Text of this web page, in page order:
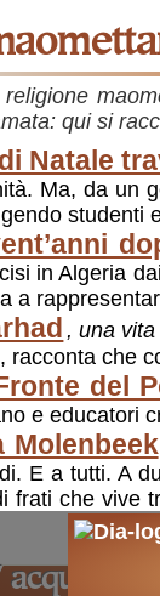
qui si
Natale
Ma, da un
studenti
in Algeria
a
, una
racconta che
del
e educatori
Molenbeek
E a tutti. A
frati che vive